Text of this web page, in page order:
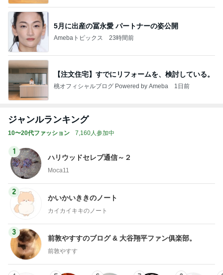
5月に出産の冨永愛 パートナーの姿公開
Amebaトピックス 23時間前
【注文住宅】すでにリフォームを、検討している。
桃オフィシャルブログ Powered by Ameba 1日前
ジャンルランキング
10〜20代ファッション 7,160人参加中
1
ハリウッドセレブ通信～２
Moca11
2
かいかいききのノート
カイカイキキのノート
3
前敦やすすのブログ & 大谷翔平ファン俱楽部。
前敦やすす